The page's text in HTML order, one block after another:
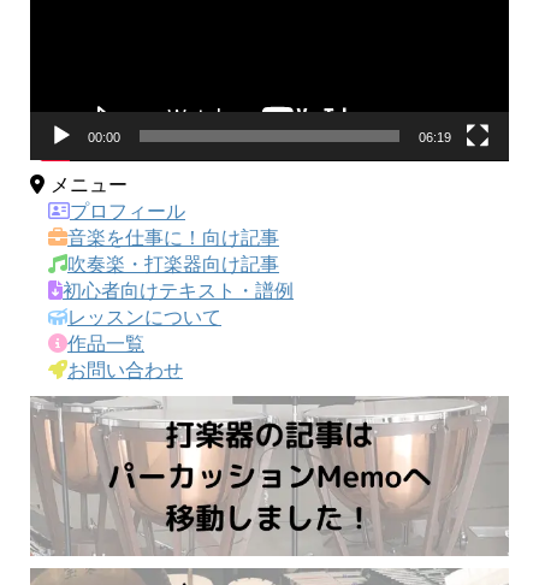
00:00 06:19
メニュー
プロフィール
音楽を仕事に！向け記事
吹奏楽・打楽器向け記事
初心者向けテキスト・譜例
レッスンについて
作品一覧
お問い合わせ